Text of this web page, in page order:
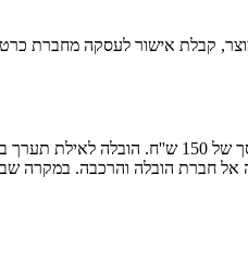
ומיצוי המוצר, קבלת אישור לעסקה
הובלה ליישובים המרוחקים מהמרכז, כגון: כל המרוחק מכרמיאל שבצפון, כל
כל קומה בתנאי שקיימת מעלית מסע. כל קומה נוספת כרוכה בתשלום